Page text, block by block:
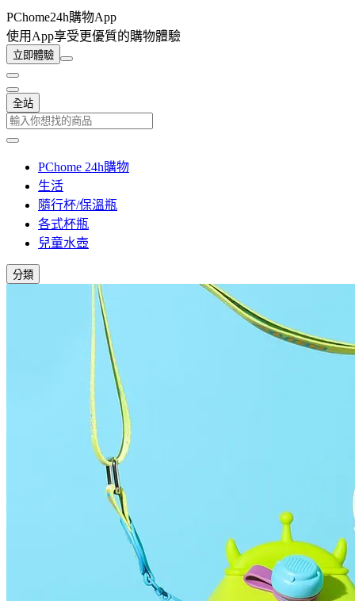
PChome24h購物App
使用App享受更優質的購物體驗
立即體驗
全站
PChome 24h購物
生活
隨行杯/保溫瓶
各式杯瓶
兒童水壺
分類